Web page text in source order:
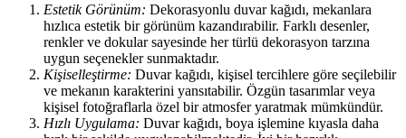
Estetik Görünüm: Dekorasyonlu duvar kağıdı, mekanlara
hızlıca estetik bir görünüm kazandırabilir. Farklı desenler,
renkler ve dokular sayesinde her türlü dekorasyon tarzına
uygun seçenekler sunmaktadır.
Kişiselleştirme: Duvar kağıdı, kişisel tercihlere göre seçilebilir
ve mekanın karakterini yansıtabilir. Özgün tasarımlar veya
kişisel fotoğraflarla özel bir atmosfer yaratmak mümkündür.
Hızlı Uygulama: Duvar kağıdı, boya işlemine kıyasla daha